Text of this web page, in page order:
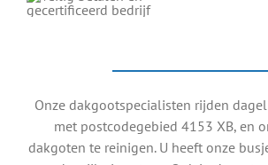
Onze dakgootspecialisten rijden
met postcodegebied 4153 XB, en
dakgoten te reinigen. U heeft onze